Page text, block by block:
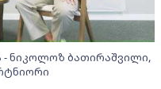
- ნიკოლოზ ბათირაშვილი,